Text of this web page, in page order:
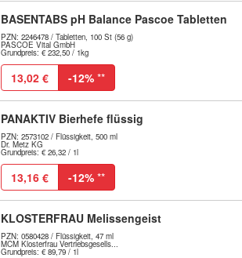
BASENTABS pH Balance Pascoe Tabletten
PZN: 2246478 / Tabletten, 100 St (56 g)
PASCOE Vital GmbH
Grundpreis: € 232,50 / 1kg
13,02 € -12% **
PANAKTIV Bierhefe flüssig
PZN: 2573102 / Flüssigkeit, 500 ml
Dr. Metz KG
Grundpreis: € 26,32 / 1l
13,16 € -12% **
KLOSTERFRAU Melissengeist
PZN: 0580428 / Flüssigkeit, 47 ml
MCM Klosterfrau Vertriebsgesells...
Grundpreis: € 89,79 / 1l